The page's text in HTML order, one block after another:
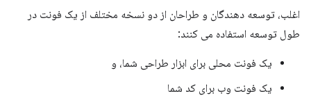
اغلب، توسعه دهندگان و طراحان از دو نسخه مختلف از یک فونت در
طول توسعه استفاده می کنند:
یک فونت محلی برای ابزار طراحی شما، و
یک فونت وب برای کد شما